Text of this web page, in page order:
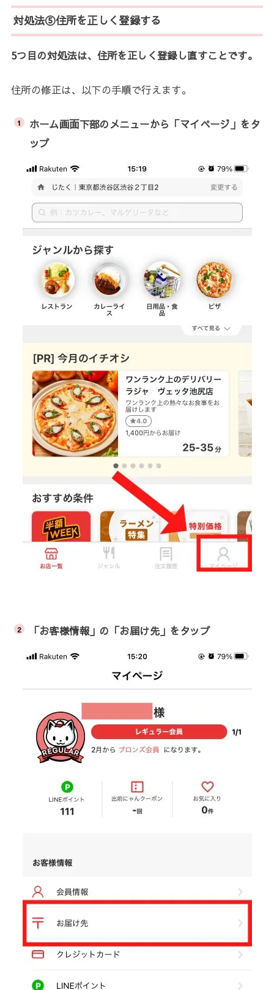
対処法⑤住所を正しく登録する
5つ目の対処法は、住所を正しく登録し直すことです。
住所の修正は、以下の手順で行えます。
ホーム画面下部のメニューから「マイページ」をタ
ップ
「お客様情報」の「お届け先」をタップ